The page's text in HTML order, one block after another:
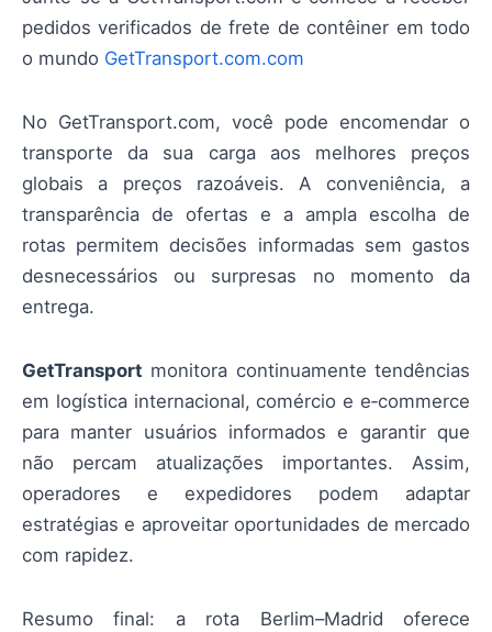
pedidos verificados de frete de contêiner em todo
o mundo GetTransport.com.com
No GetTransport.com, você pode encomendar o
transporte da sua carga aos melhores preços
globais a preços razoáveis. A conveniência, a
transparência de ofertas e a ampla escolha de
rotas permitem decisões informadas sem gastos
desnecessários ou surpresas no momento da
entrega.
GetTransport monitora continuamente tendências
em logística internacional, comércio e e‑commerce
para manter usuários informados e garantir que
não percam atualizações importantes. Assim,
operadores e expedidores podem adaptar
estratégias e aproveitar oportunidades de mercado
com rapidez.
Resumo final: a rota Berlim–Madrid oferece